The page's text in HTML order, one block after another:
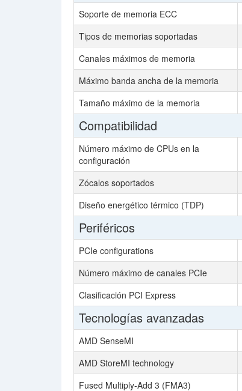
Soporte de memoria ECC
Tipos de memorias soportadas
Canales máximos de memoria
Máximo banda ancha de la memoria
Tamaño máximo de la memoria
Compatibilidad
Número máximo de CPUs en la
configuración
Zócalos soportados
Diseño energético térmico (TDP)
Periféricos
PCIe configurations
Número máximo de canales PCIe
Clasificación PCI Express
Tecnologías avanzadas
AMD SenseMI
AMD StoreMI technology
Fused Multiply-Add 3 (FMA3)